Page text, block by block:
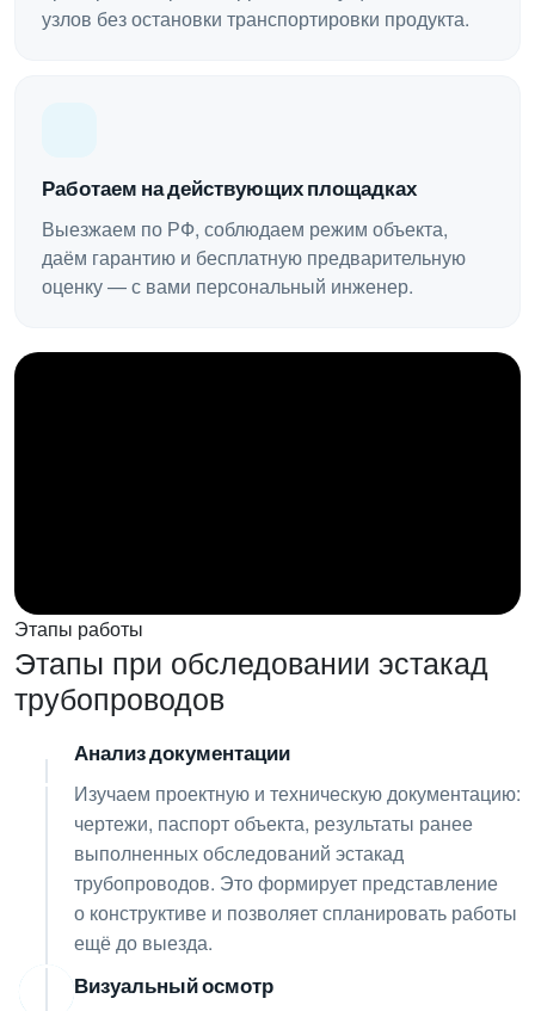
узлов без остановки транспортировки продукта.
Работаем на действующих площадках
Выезжаем по РФ, соблюдаем режим объекта,
даём гарантию и бесплатную предварительную
оценку — с вами персональный инженер.
Этапы работы
Этапы при обследовании эстакад
трубопроводов
01 Анализ документации
Изучаем проектную и техническую документацию:
чертежи, паспорт объекта, результаты ранее
выполненных обследований эстакад
трубопроводов. Это формирует представление
о конструктиве и позволяет спланировать работы
ещё до выезда.
Визуальный осмотр